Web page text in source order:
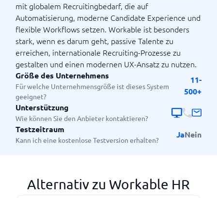
mit globalem Recruitingbedarf, die auf
Automatisierung, moderne Candidate Experience und
flexible Workflows setzen. Workable ist besonders
stark, wenn es darum geht, passive Talente zu
erreichen, internationale Recruiting-Prozesse zu
gestalten und einen modernen UX-Ansatz zu nutzen.
Größe des Unternehmens
Für welche Unternehmensgröße ist dieses System
geeignet?
11-
500+
Unterstützung
Wie können Sie den Anbieter kontaktieren?
Testzeitraum
Kann ich eine kostenlose Testversion erhalten?
JaNein
Alternativ zu Workable HR